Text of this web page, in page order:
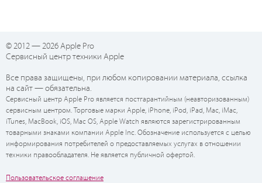
© 2012 — 2026 Apple Pro
Сервисный центр техники Apple
Все права защищены, при любом копировании материала, ссылка
на сайт — обязательна.
Сервисный центр Apple Pro является постгарантийным (неавторизованным)
сервисным центром. Торговые марки Apple, iPhone, iPod, iPad, Mac, iMac,
iTunes, MacBook, iOS, Mac OS, Apple Watch являются зарегистрированным
товарными знаками компании Apple Inc. Обозначение используется с целью
информирования потребителей о предоставляемых услугах в отношении
техники правообладателя. Не является публичной офертой.
Пользовательское соглашение